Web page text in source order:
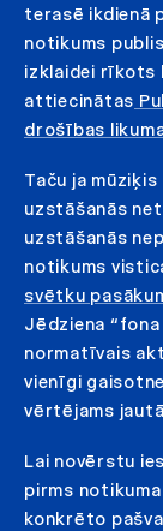
terasē ikdienā
notikums
izklaidei rīkots
attiecinātas
drošības
Taču ja
uzstāšanās
uzstāšanās
notikums
svētku
Jēdziena
normatīvais
vienīgi
vērtējams
Lai novērstu
pirms
konkrēto